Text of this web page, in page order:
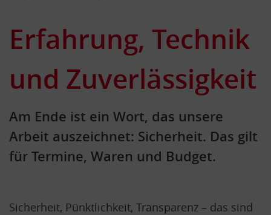
Erfahrung, Technik
und Zuverlässigkeit
Am Ende ist ein Wort, das unsere
Arbeit auszeichnet: Sicherheit. Das gilt
für Termine, Waren und Budget.
Sicherheit, Pünktlichkeit, Transparenz – das sind